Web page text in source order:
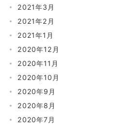
2021年3月
2021年2月
2021年1月
2020年12月
2020年11月
2020年10月
2020年9月
2020年8月
2020年7月